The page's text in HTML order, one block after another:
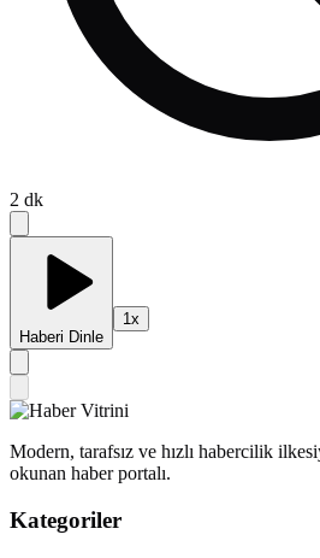
2 dk
Haberi Dinle
1x
Modern, tarafsız ve hızlı habercilik
okunan haber portalı.
Kategoriler